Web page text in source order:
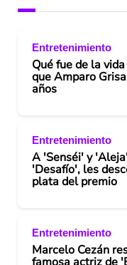
Entretenimiento
Qué fue de la
que Amparo
años
Entretenimiento
A 'Senséi' y
'Desafío', les
plata del premio
Entretenimiento
Marcelo Cezán
famosa actriz de